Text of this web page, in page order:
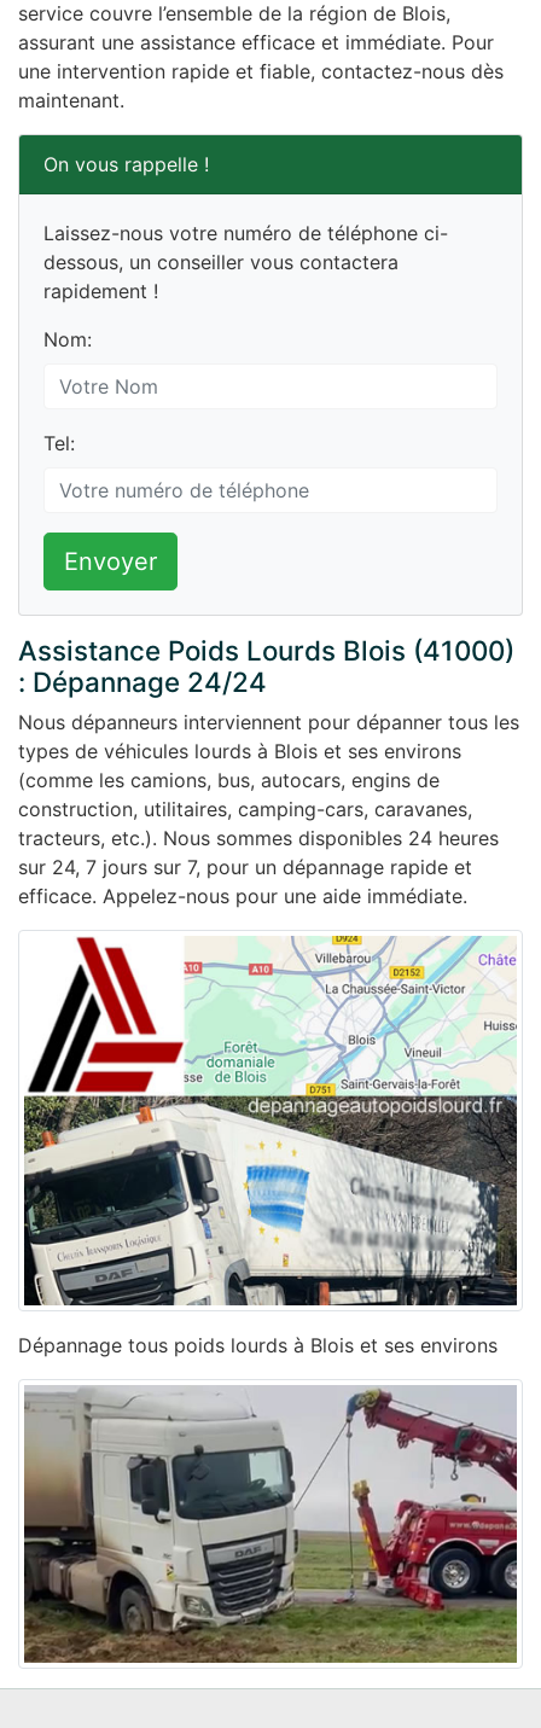
service couvre l’ensemble de la région de Blois,
assurant une assistance efficace et immédiate. Pour
une intervention rapide et fiable, contactez-nous dès
maintenant.
On vous rappelle !
Laissez-nous votre numéro de téléphone ci-
dessous, un conseiller vous contactera
rapidement !
Nom:
Tel:
Envoyer
Assistance Poids Lourds Blois (41000)
: Dépannage 24/24
Nous dépanneurs interviennent pour dépanner tous les
types de véhicules lourds à Blois et ses environs
(comme les camions, bus, autocars, engins de
construction, utilitaires, camping-cars, caravanes,
tracteurs, etc.). Nous sommes disponibles 24 heures
sur 24, 7 jours sur 7, pour un dépannage rapide et
efficace. Appelez-nous pour une aide immédiate.
Dépannage tous poids lourds à Blois et ses environs